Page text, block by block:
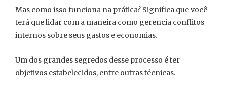
Mas como isso funciona na prática? Significa que você
terá que lidar com a maneira como gerencia conflitos
internos sobre seus gastos e economias.
Um dos grandes segredos desse processo é ter
objetivos estabelecidos, entre outras técnicas.